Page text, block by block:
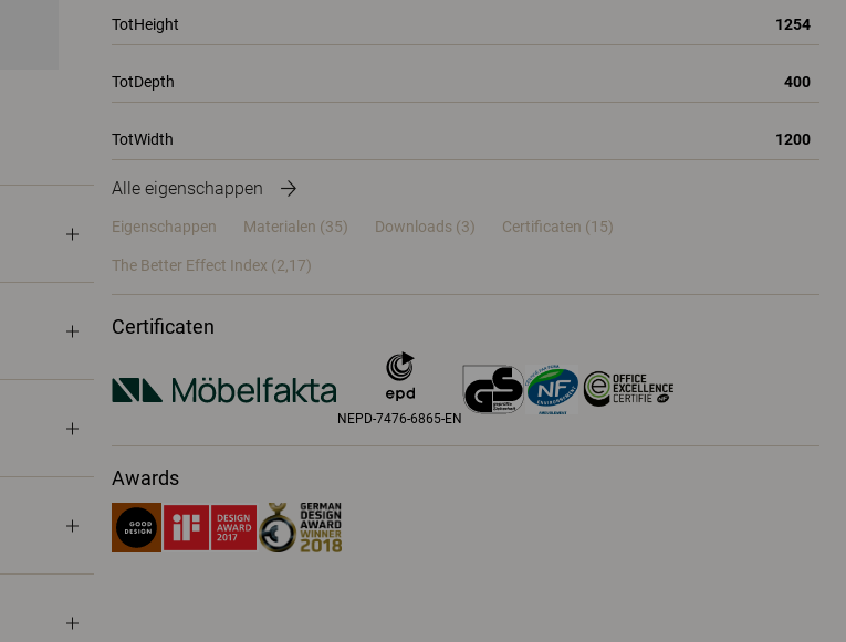
TotHeight 1254
TotDepth 400
TotWidth 1200
Alle eigenschappen
Eigenschappen Materialen (35) Downloads (3) Certificaten (15)
The Better Effect Index (2,17)
Certificaten
NEPD-7476-6865-EN
Awards